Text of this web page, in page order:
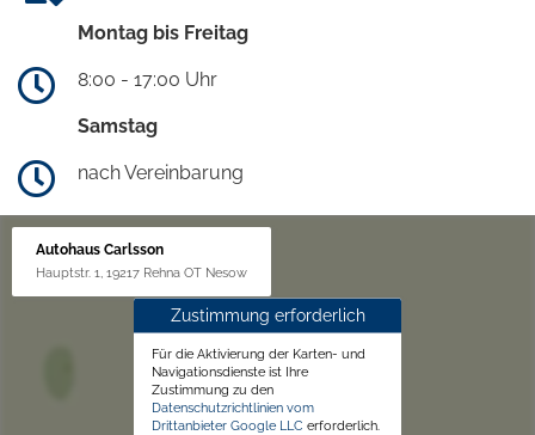
Montag bis Freitag
8:00 - 17:00 Uhr
Samstag
nach Vereinbarung
Autohaus Carlsson
Hauptstr. 1, 19217 Rehna OT Nesow
Zustimmung erforderlich
Für die Aktivierung der Karten- und
Navigationsdienste ist Ihre
Zustimmung zu den
Datenschutzrichtlinien vom
Drittanbieter Google LLC erforderlich.